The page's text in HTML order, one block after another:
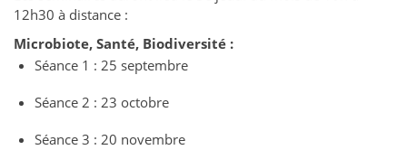
12h30 à distance :
Microbiote, Santé, Biodiversité :
Séance 1 : 25 septembre
Séance 2 : 23 octobre
Séance 3 : 20 novembre